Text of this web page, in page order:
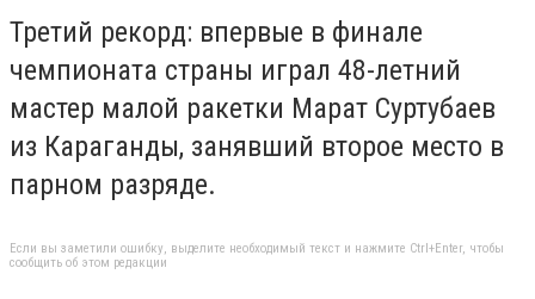
Третий рекорд: впервые в финале
чемпионата страны играл 48-летний
мастер малой ракетки Марат Суртубаев
из Караганды, занявший второе место в
парном разряде.
Если вы заметили ошибку, выделите необходимый текст и нажмите Ctrl+Enter, чтобы
сообщить об этом редакции